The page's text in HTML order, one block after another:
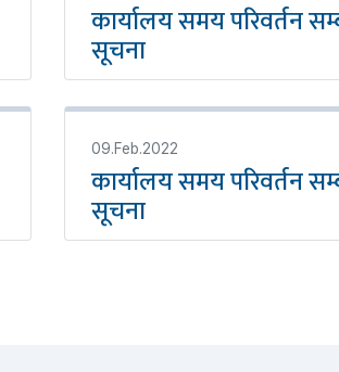
कार्यालय समय परिवर्तन
सूचना
09.Feb.2022
कार्यालय समय परिवर्तन
सूचना